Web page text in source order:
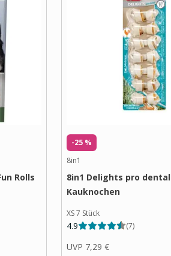
Rolls
-25 %
8in1
8in1 Delights pro dental
Kauknochen
XS 7 Stück
4.9 (7)
UVP 7,29 €